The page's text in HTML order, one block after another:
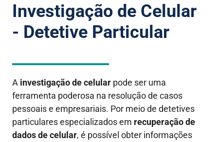
Investigação de Celular
- Detetive Particular
A investigação de celular pode ser uma
ferramenta poderosa na resolução de casos
pessoais e empresariais. Por meio de detetives
particulares especializados em recuperação de
dados de celular, é possível obter informações